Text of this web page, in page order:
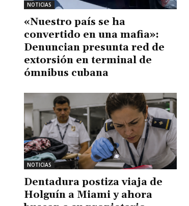
NOTICIAS
«Nuestro país se ha
convertido en una mafia»:
Denuncian presunta red de
extorsión en terminal de
ómnibus cubana
NOTICIAS
Dentadura postiza viaja de
Holguín a Miami y ahora